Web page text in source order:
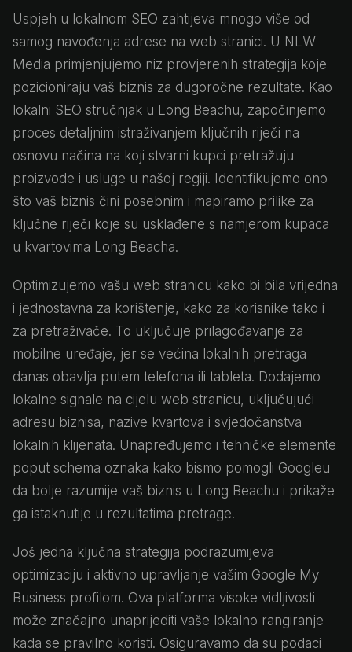
Uspjeh u lokalnom SEO zahtijeva mnogo više od
samog navođenja adrese na web stranici. U NLW
Media primjenjujemo niz provjerenih strategija koje
pozicioniraju vaš biznis za dugoročne rezultate. Kao
lokalni SEO stručnjak u Long Beachu, započinjemo
proces detaljnim istraživanjem ključnih riječi na
osnovu načina na koji stvarni kupci pretražuju
proizvode i usluge u našoj regiji. Identifikujemo ono
što vaš biznis čini posebnim i mapiramo prilike za
ključne riječi koje su usklađene s namjerom kupaca
u kvartovima Long Beacha.
Optimizujemo vašu web stranicu kako bi bila vrijedna
i jednostavna za korištenje, kako za korisnike tako i
za pretraživače. To uključuje prilagođavanje za
mobilne uređaje, jer se većina lokalnih pretraga
danas obavlja putem telefona ili tableta. Dodajemo
lokalne signale na cijelu web stranicu, uključujući
adresu biznisa, nazive kvartova i svjedočanstva
lokalnih klijenata. Unapređujemo i tehničke elemente
poput schema oznaka kako bismo pomogli Googleu
da bolje razumije vaš biznis u Long Beachu i prikaže
ga istaknutije u rezultatima pretrage.
Još jedna ključna strategija podrazumijeva
optimizaciju i aktivno upravljanje vašim Google My
Business profilom. Ova platforma visoke vidljivosti
može značajno unaprijediti vaše lokalno rangiranje
kada se pravilno koristi. Osiguravamo da su podaci